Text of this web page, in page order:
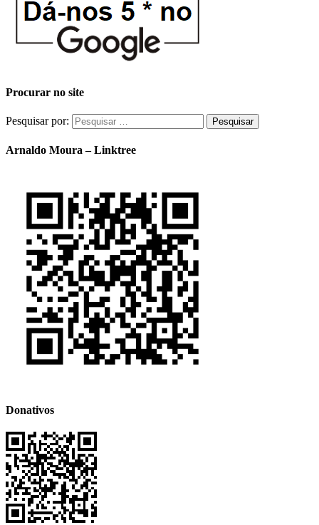
Procurar no site
Pesquisar por:
Arnaldo Moura – Linktree
Donativos